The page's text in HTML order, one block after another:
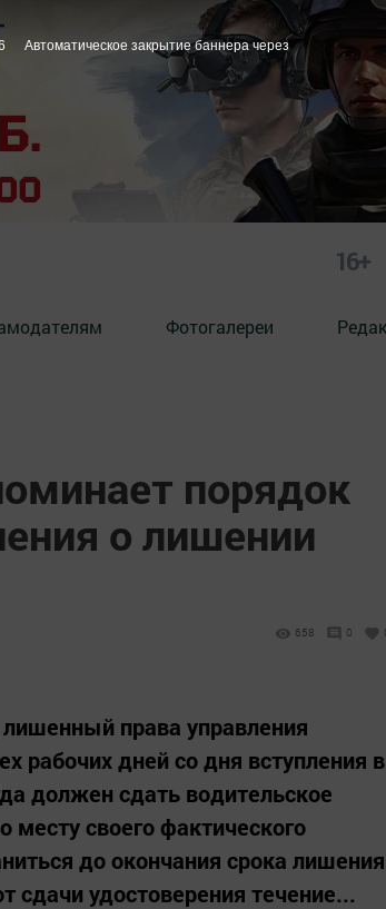
16+
Фотогалереи
порядок
о лишении
658 0
права управления
рабочих дней со дня вступления в
должен сдать водительское
своего фактического
до окончания срока лишения
сдачи удостоверения течение...
Автоматическое закрытие баннера через